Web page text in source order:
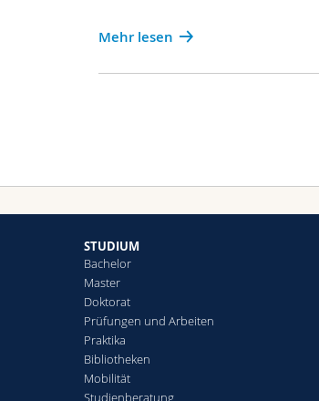
Mehr lesen
STUDIUM
Bachelor
Master
Doktorat
Prüfungen und Arbeiten
Praktika
Bibliotheken
Mobilität
Studienberatung